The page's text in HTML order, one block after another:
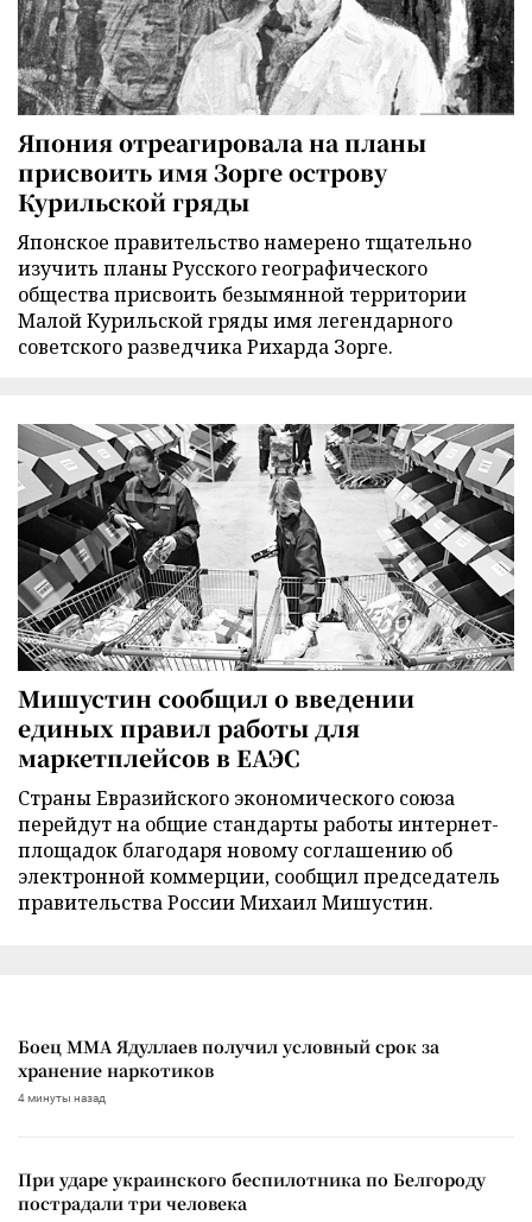
Япония отреагировала на планы
присвоить имя Зорге острову
Курильской гряды
Японское правительство намерено тщательно
изучить планы Русского географического
общества присвоить безымянной территории
Малой Курильской гряды имя легендарного
советского разведчика Рихарда Зорге.
Мишустин сообщил о введении
единых правил работы для
маркетплейсов в ЕАЭС
Страны Евразийского экономического союза
перейдут на общие стандарты работы интернет-
площадок благодаря новому соглашению об
электронной коммерции, сообщил председатель
правительства России Михаил Мишустин.
Боец ММА Ядуллаев получил условный срок за
хранение наркотиков
4 минуты назад
При ударе украинского беспилотника по Белгороду
пострадали три человека